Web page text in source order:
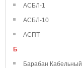
АСБЛ-1
АСБЛ-10
АСПТ
Б
Барабан Кабельный